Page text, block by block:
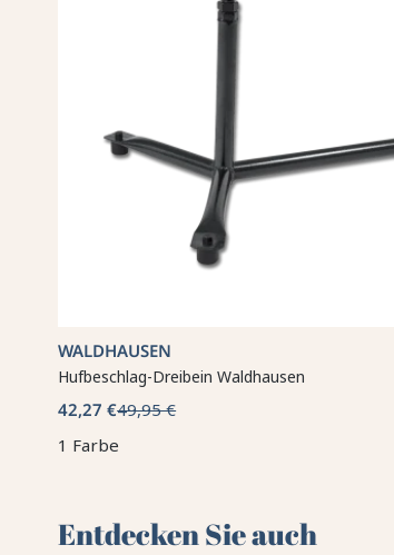
WALDHAUSEN
Hufbeschlag-Dreibein Waldhausen
42,27 €49,95 €
1 Farbe
Entdecken Sie auch 🌻